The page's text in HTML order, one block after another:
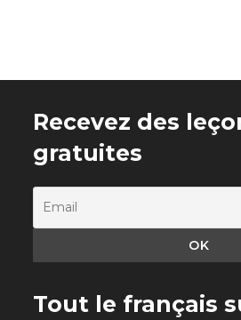
Recevez des
gratuites
Tout le français